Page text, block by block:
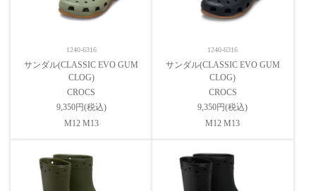
1240-6316
サンダル(CLASSIC EVO GUM
CLOG)
CROCS
9,350円(税込)
M12 M13
1240-6316
サンダル(CLASSIC EVO GUM
CLOG)
CROCS
9,350円(税込)
M12 M13